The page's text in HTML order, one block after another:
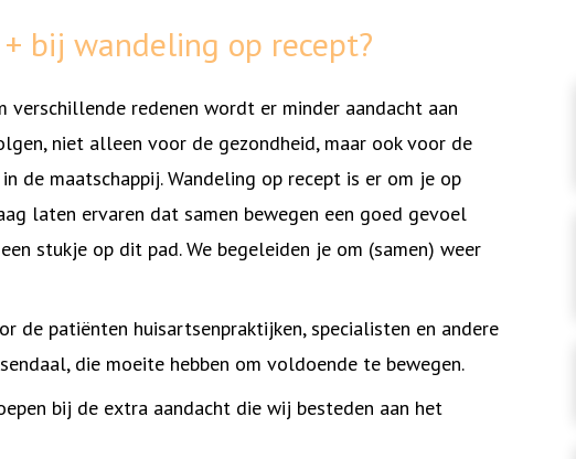
bij wandeling op recept?
verschillende redenen wordt er minder aandacht aan
niet alleen voor de gezondheid, maar ook voor de
de maatschappij. Wandeling op recept is er om je op
laten ervaren dat samen bewegen een goed gevoel
stukje op dit pad. We begeleiden je om (samen) weer
de patiënten huisartsenpraktijken, specialisten en andere
die moeite hebben om voldoende te bewegen.
bij de extra aandacht die wij besteden aan het